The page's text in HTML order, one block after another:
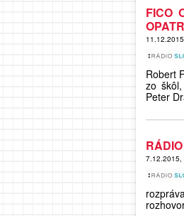
FICO
Robert
zo
Peter
7.12.2015,